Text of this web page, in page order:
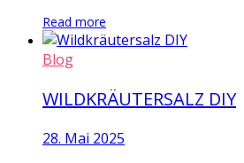
Read more
Blog
WILDKRÄUTERSALZ DIY
28. Mai 2025